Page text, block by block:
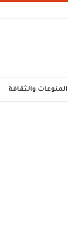
المنوعات والثقافة